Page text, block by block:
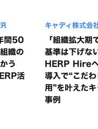
間50
織の
う
活
キャディ株式会
「組織拡大期
基準は下げな
HERP Hire
導入で“こだ
用”を叶えた
事例